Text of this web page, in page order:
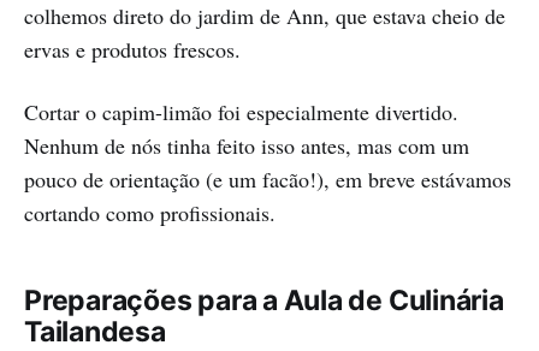
colhemos direto do jardim de Ann, que estava cheio de
ervas e produtos frescos.
Cortar o capim-limão foi especialmente divertido.
Nenhum de nós tinha feito isso antes, mas com um
pouco de orientação (e um facão!), em breve estávamos
cortando como profissionais.
Preparações para a Aula de Culinária
Tailandesa